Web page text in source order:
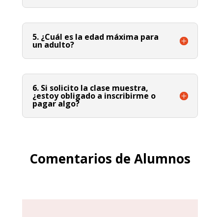
5. ¿Cuál es la edad máxima para
un adulto?
6. Si solicito la clase muestra,
¿estoy obligado a inscribirme o
pagar algo?
Comentarios de Alumnos